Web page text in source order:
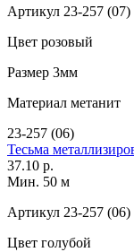
Артикул 23-257 (07)
Цвет розовый
Размер 3мм
Материал метанит
23-257 (06)
Тесьма
37.10 р.
Мин. 50 м
Артикул 23-257 (06)
Цвет голубой